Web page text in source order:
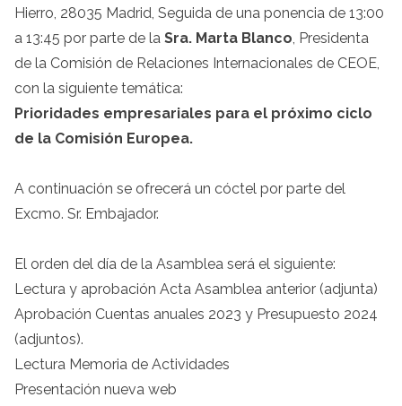
Hierro, 28035 Madrid, Seguida de una ponencia de 13:00
a 13:45 por parte de la Sra. Marta Blanco, Presidenta
de la Comisión de Relaciones Internacionales de CEOE,
con la siguiente temática:
Prioridades empresariales para el próximo ciclo
de la Comisión Europea.
A continuación se ofrecerá un cóctel por parte del
Excmo. Sr. Embajador.
El orden del día de la Asamblea será el siguiente:
Lectura y aprobación Acta Asamblea anterior (adjunta)
Aprobación Cuentas anuales 2023 y Presupuesto 2024
(adjuntos).
Lectura Memoria de Actividades
Presentación nueva web